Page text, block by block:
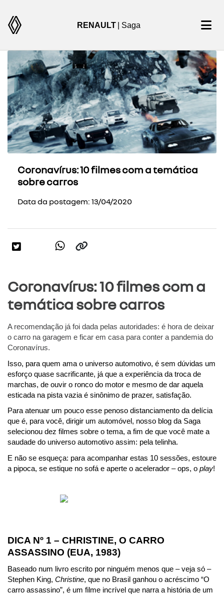
RENAULT | Saga
Coronavírus: 10 filmes com a temática
sobre carros
Data da postagem: 13/04/2020
Coronavírus: 10 filmes com a
temática sobre carros
A recomendação já foi dada pelas autoridades: é hora de deixar
o carro na garagem e ficar em casa para conter a pandemia do
Coronavírus.
Isso, para quem ama o universo automotivo, é sem dúvidas um
esforço quase sacrificante, já que a experiência da troca de
marchas, de ouvir o ronco do motor e mesmo de dar aquela
esticada na pista vazia é sinônimo de prazer, satisfação.
Para atenuar um pouco esse penoso distanciamento da delícia
que é, para você, dirigir um automóvel, nosso blog da Saga
selecionou dez filmes sobre o tema, a fim de que você mate a
saudade do universo automotivo assim: pela telinha.
E não se esqueça: para acompanhar estas 10 sessões, estoure
a pipoca, se estique no sofá e aperte o acelerador – ops, o play!
DICA Nº 1 – CHRISTINE, O CARRO
ASSASSINO (EUA, 1983)
Baseado num livro escrito por ninguém menos que – veja só –
Stephen King, Christine, que no Brasil ganhou o acréscimo “O
carro assassino”, é um filme incrível que narra a história de um